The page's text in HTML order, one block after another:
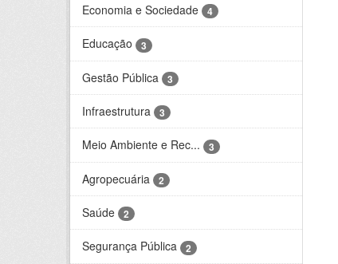
Economia e Sociedade 4
Educação 3
Gestão Pública 3
Infraestrutura 3
Meio Ambiente e Rec... 3
Agropecuária 2
Saúde 2
Segurança Pública 2